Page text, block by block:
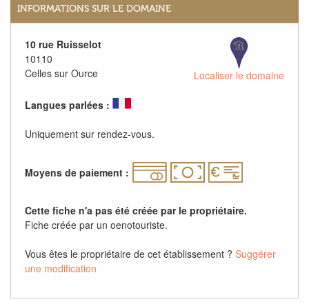
INFORMATIONS SUR LE DOMAINE
10 rue Ruisselot
10110
Celles sur Ource
Localiser le domaine
Langues parlées :
Uniquement sur rendez-vous.
Moyens de paiement :
Cette fiche n'a pas été créée par le propriétaire.
Fiche créée par un oenotouriste.
Vous êtes le propriétaire de cet établissement ? Suggérer
une modification